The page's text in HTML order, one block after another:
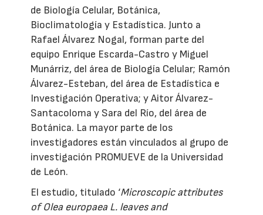
de Biología Celular, Botánica,
Bioclimatología y Estadística. Junto a
Rafael Álvarez Nogal, forman parte del
equipo Enrique Escarda-Castro y Miguel
Munárriz, del área de Biología Celular; Ramón
Álvarez-Esteban, del área de Estadística e
Investigación Operativa; y Aitor Álvarez-
Santacoloma y Sara del Río, del área de
Botánica. La mayor parte de los
investigadores están vinculados al grupo de
investigación PROMUEVE de la Universidad
de León.
El estudio, titulado ‘Microscopic attributes
of Olea europaea L. leaves and